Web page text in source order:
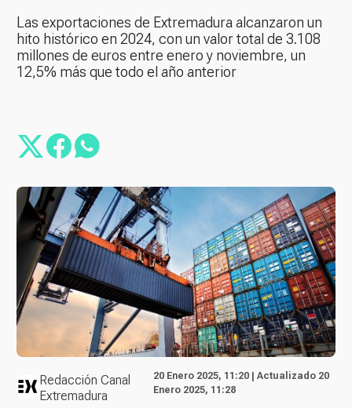
Las exportaciones de Extremadura alcanzaron un
hito histórico en 2024, con un valor total de 3.108
millones de euros entre enero y noviembre, un
12,5% más que todo el año anterior
Redacción Canal
Extremadura
20 Enero 2025, 11:20 | Actualizado 20
Enero 2025, 11:28